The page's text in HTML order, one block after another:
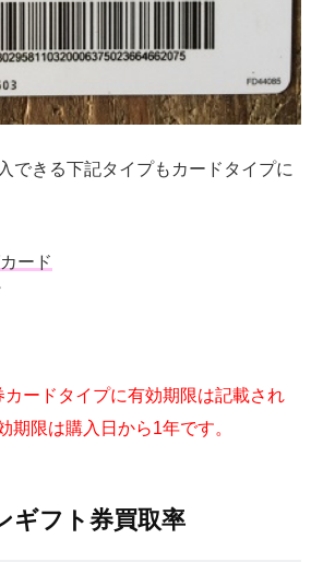
できる下記タイプもカードタイプに
ード
ードタイプに有効期限は記載され
期限は購入日から1年です。
ギフト券買取率